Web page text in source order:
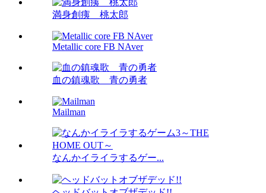
満身創痍 桃太郎
Metallic core FB NAver
血の鎮魂歌 青の勇者
Mailman
なんかイライラするゲー...